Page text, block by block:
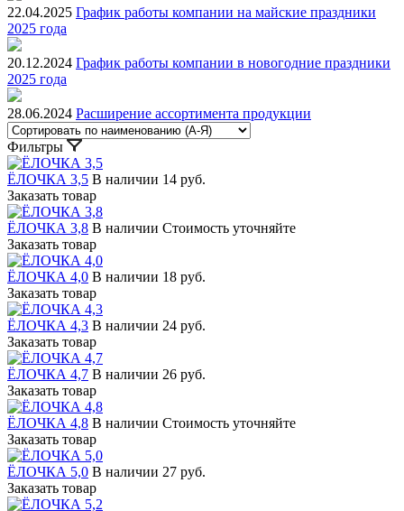
22.04.2025 График работы компании на майские праздники
2025 года
20.12.2024 График работы компании в новогодние праздники
2025 года
28.06.2024 Расширение ассортимента продукции
Фильтры
ЁЛОЧКА 3,5 В наличии 14 руб.
Заказать товар
ЁЛОЧКА 3,8 В наличии Стоимость уточняйте
Заказать товар
ЁЛОЧКА 4,0 В наличии 18 руб.
Заказать товар
ЁЛОЧКА 4,3 В наличии 24 руб.
Заказать товар
ЁЛОЧКА 4,7 В наличии 26 руб.
Заказать товар
ЁЛОЧКА 4,8 В наличии Стоимость уточняйте
Заказать товар
ЁЛОЧКА 5,0 В наличии 27 руб.
Заказать товар